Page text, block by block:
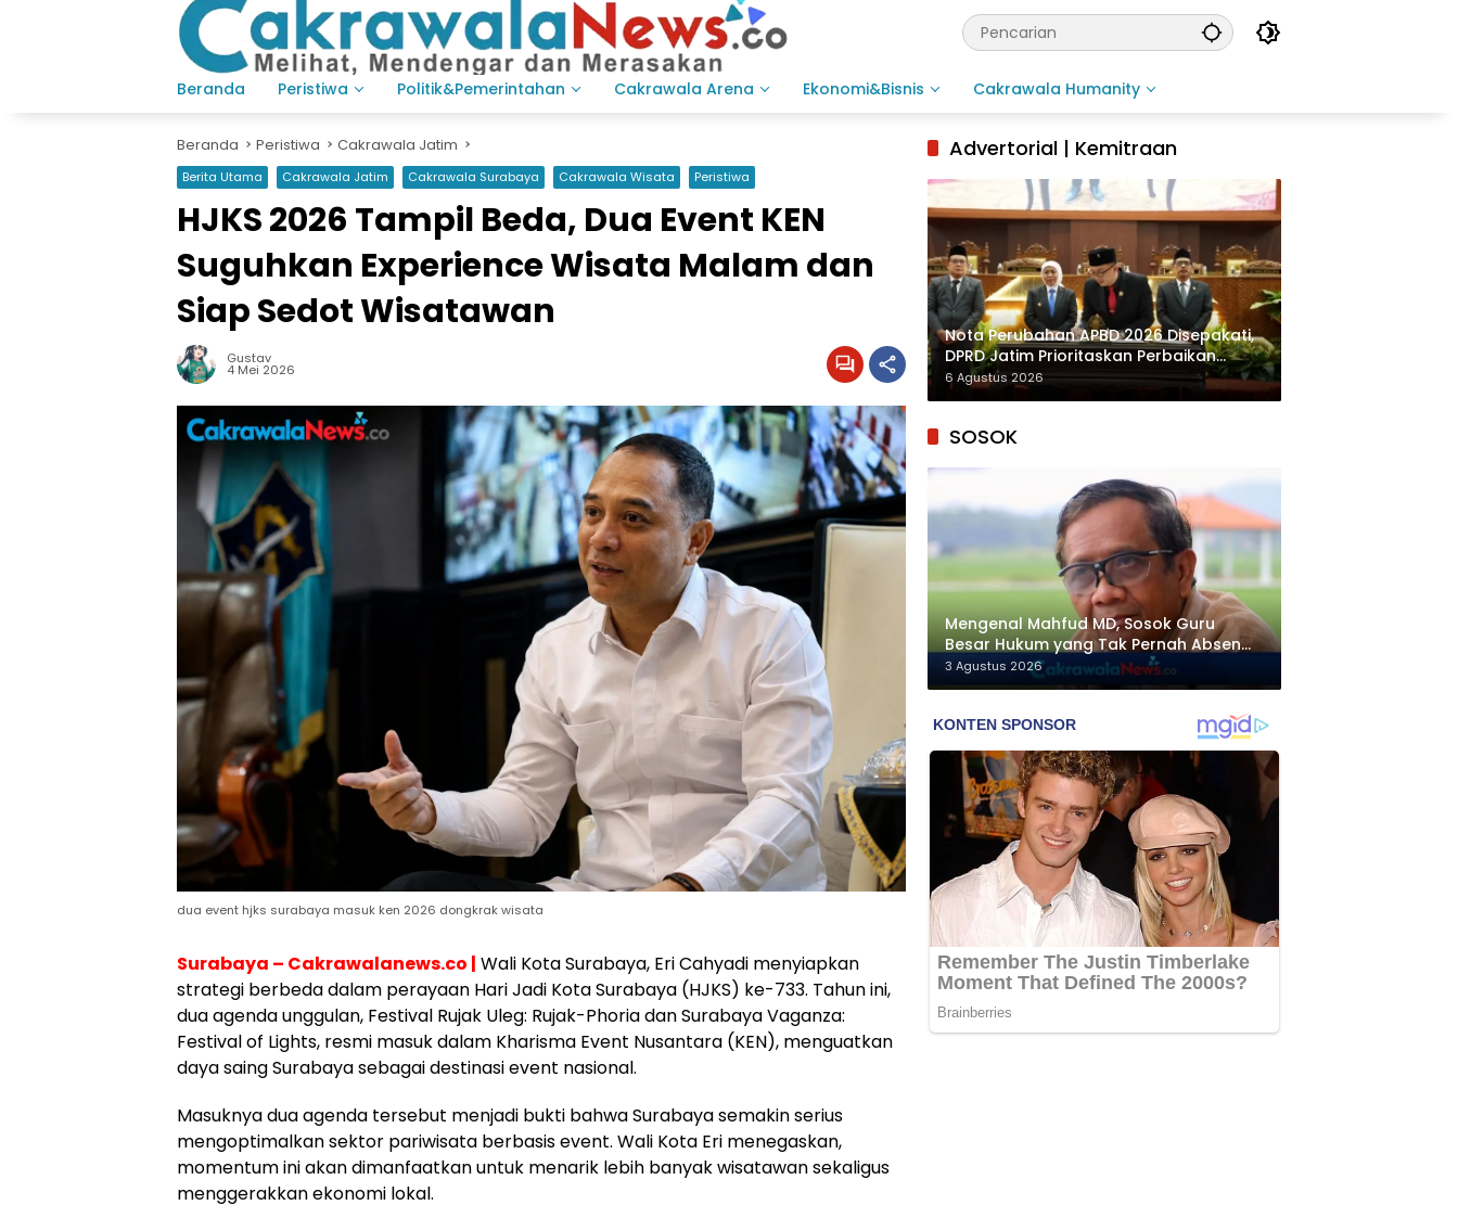
Beranda
Peristiwa Politik&Pemerintahan Cakrawala Arena Ekonomi&Bisnis Cakrawala Humanity
Beranda Peristiwa Cakrawala Jatim
Berita Utama Cakrawala Jatim Cakrawala Surabaya Cakrawala Wisata Peristiwa
HJKS 2026 Tampil Beda, Dua Event KEN
Suguhkan Experience Wisata Malam dan
Siap Sedot Wisatawan
Gustav
4 Mei 2026
dua event hjks surabaya masuk ken 2026 dongkrak wisata
Surabaya – Cakrawalanews.co | Wali Kota Surabaya, Eri Cahyadi menyiapkan
strategi berbeda dalam perayaan Hari Jadi Kota Surabaya (HJKS) ke-733. Tahun ini,
dua agenda unggulan, Festival Rujak Uleg: Rujak-Phoria dan Surabaya Vaganza:
Festival of Lights, resmi masuk dalam Kharisma Event Nusantara (KEN), menguatkan
daya saing Surabaya sebagai destinasi event nasional.
Masuknya dua agenda tersebut menjadi bukti bahwa Surabaya semakin serius
mengoptimalkan sektor pariwisata berbasis event. Wali Kota Eri menegaskan,
momentum ini akan dimanfaatkan untuk menarik lebih banyak wisatawan sekaligus
menggerakkan ekonomi lokal.
Advertorial | Kemitraan
Nota Perubahan APBD 2026 Disepakati,
DPRD Jatim Prioritaskan Perbaikan
Infrastruktur dan Penyelesaian TPG
6 Agustus 2026
SOSOK
Mengenal Mahfud MD, Sosok Guru
Besar Hukum yang Tak Pernah Absen
Mengawal Isu Bangsa
3 Agustus 2026